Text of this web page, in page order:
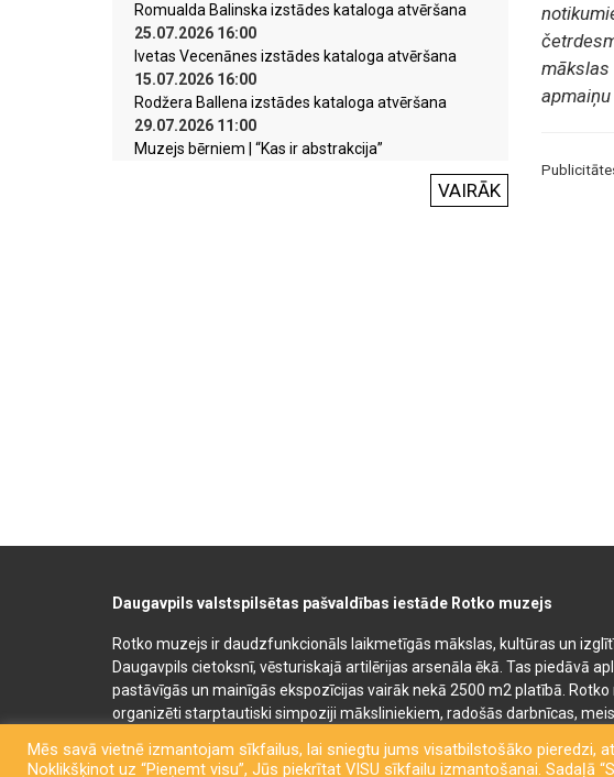
Romualda Balinska izstādes kataloga atvēršana
25.07.2026 16:00
Ivetas Vecenānes izstādes kataloga atvēršana
15.07.2026 16:00
Rodžera Ballena izstādes kataloga atvēršana
29.07.2026 11:00
Muzejs bērniem | “Kas ir abstrakcija”
VAIRĀK
Daugavpils valstspilsētas pašvaldības iestāde Rotko muzejs
Rotko muzejs ir daudzfunkcionāls laikmetīgās mākslas, kultūras un
Daugavpils cietoksnī, vēsturiskajā artilērijas arsenāla ēkā. Tas piedāvā
pastāvīgās un mainīgās ekspozīcijas vairāk nekā 2500 m2 platībā.
organizēti starptautiski simpoziji māksliniekiem, radošās darbnīcas,
semināru un konferenču telpas. Rotko muzeja telpās atrodas arī
Mēs savā vietnē izmantojam sīkfailus, lai sniegtu jums visatbilstošāko pieredzi,
Noklikšķinot uz “Pieņemt visu”, Jūs piekrītat VISU sīkfailu izmantošanai. Sadaļā